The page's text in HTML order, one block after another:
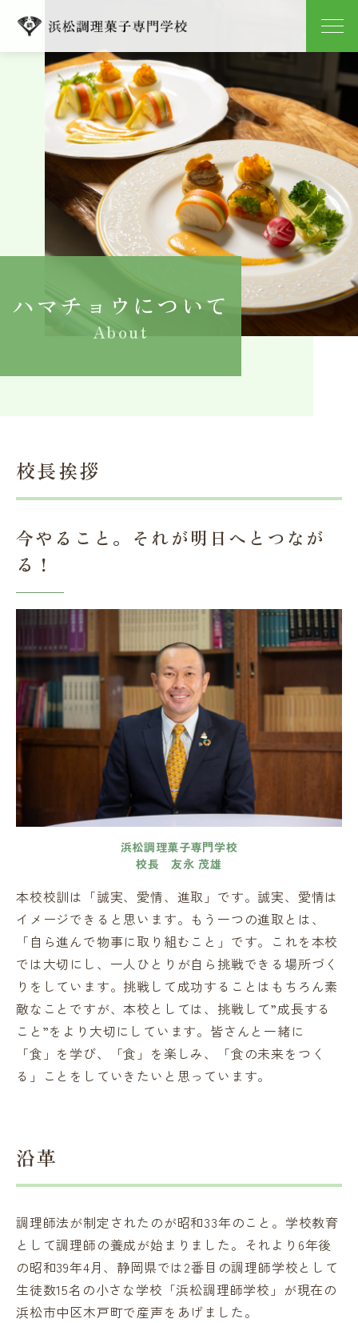
学校紹介
学科紹介
キャンパスライフ
よくある質問
卒業生の方へ
ハマチョウについて
About
校長挨拶
今やること。それが明日へとつなが
る！
浜松調理菓子専門学校
校長 友永 茂雄
本校校訓は「誠実、愛情、進取」です。誠実、愛情は
イメージできると思います。もう一つの進取とは、
「自ら進んで物事に取り組むこと」です。これを本校
では大切にし、一人ひとりが自ら挑戦できる場所づく
りをしています。挑戦して成功することはもちろん素
敵なことですが、本校としては、挑戦して”成長する
こと”をより大切にしています。皆さんと一緒に
「食」を学び、「食」を楽しみ、「食の未来をつく
る」ことをしていきたいと思っています。
沿革
調理師法が制定されたのが昭和33年のこと。学校教育
として調理師の養成が始まりました。それより6年後
の昭和39年4月、静岡県では2番目の調理師学校として
生徒数15名の小さな学校「浜松調理師学校」が現在の
浜松市中区木戸町で産声をあげました。